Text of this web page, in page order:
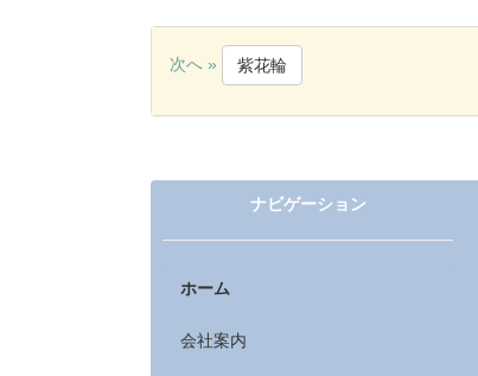
次へ » 紫花輪
ナビゲーション
ホーム
会社案内